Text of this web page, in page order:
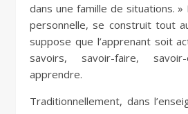
dans une famille de situations.
personnelle, se construit tout
suppose que l’apprenant soit
savoirs, savoir-faire,
apprendre.
Traditionnellement, dans